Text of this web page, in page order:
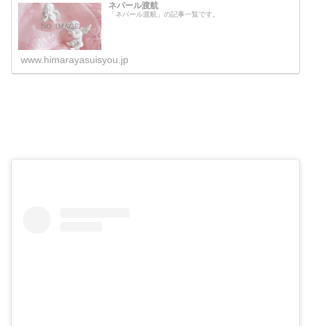
ネパール渡航
「ネパール渡航」の記事一覧です。
www.himarayasuisyou.jp